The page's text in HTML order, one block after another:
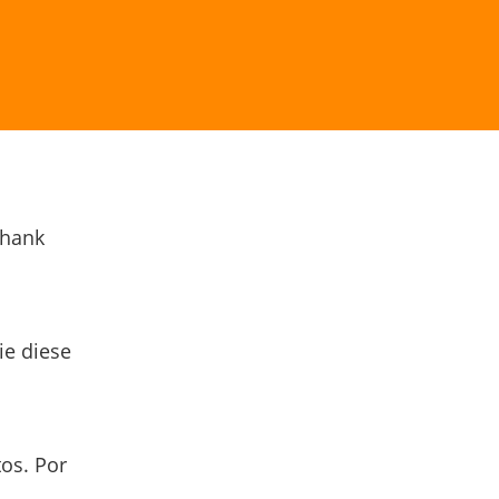
diese
Por